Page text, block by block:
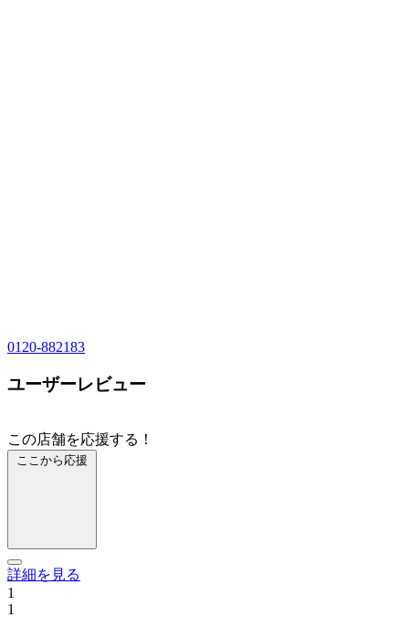
0120-882183
ユーザーレビュー
この店舗を応援する！
ここから応援
詳細を見る
1
1